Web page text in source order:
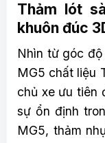
Thảm lót
khuôn đúc
Nhìn từ góc
MG5 chất liệu
chủ xe ưu tiên
sự ổn định
MG5, thảm